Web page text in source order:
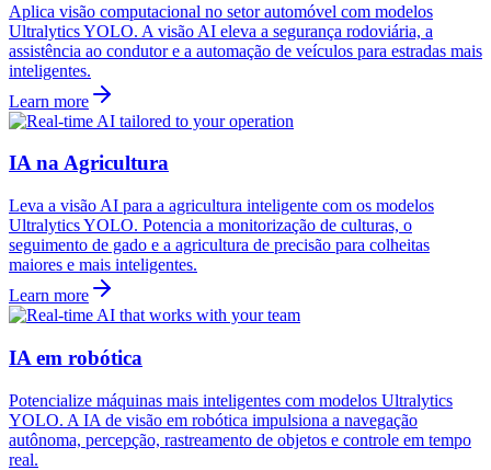
Aplica visão computacional no setor automóvel com modelos
Ultralytics YOLO. A visão AI eleva a segurança rodoviária, a
assistência ao condutor e a automação de veículos para estradas mais
inteligentes.
Learn more
IA na Agricultura
Leva a visão AI para a agricultura inteligente com os modelos
Ultralytics YOLO. Potencia a monitorização de culturas, o
seguimento de gado e a agricultura de precisão para colheitas
maiores e mais inteligentes.
Learn more
IA em robótica
Potencialize máquinas mais inteligentes com modelos Ultralytics
YOLO. A IA de visão em robótica impulsiona a navegação
autônoma, percepção, rastreamento de objetos e controle em tempo
real.